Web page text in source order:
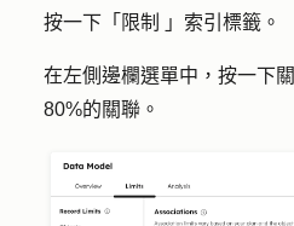
按一下「 限制 」索引標籤。
在左側邊欄選單中，按一下關
80%的關聯。